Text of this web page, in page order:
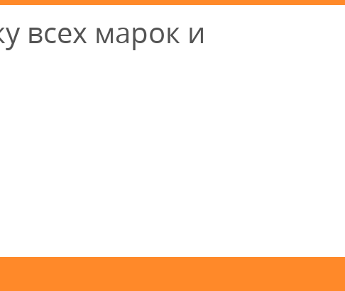
всех марок и